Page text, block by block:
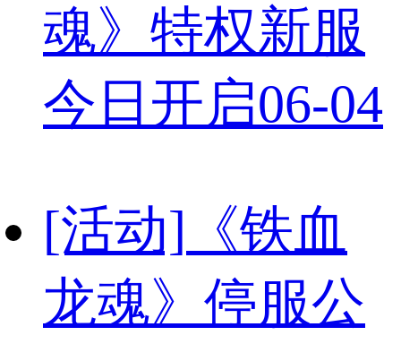
魂》特权新服
今日开启06-04
[活动] 《铁血
龙魂》停服公